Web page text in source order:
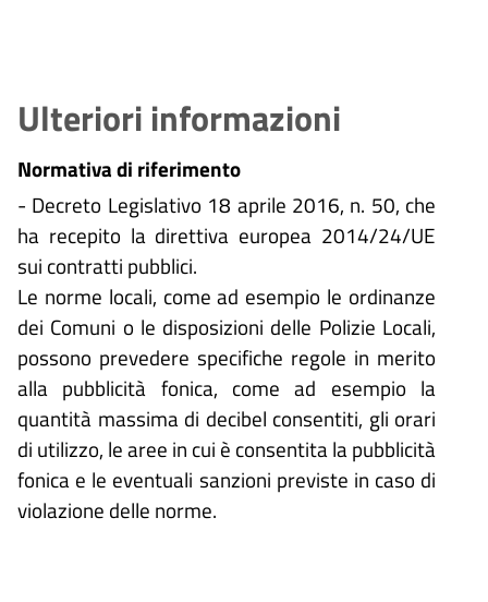
Ulteriori informazioni
Normativa di riferimento
- Decreto Legislativo 18 aprile 2016, n. 50, che
ha recepito la direttiva europea 2014/24/UE
sui contratti pubblici.
Le norme locali, come ad esempio le ordinanze
dei Comuni o le disposizioni delle Polizie Locali,
possono prevedere specifiche regole in merito
alla pubblicità fonica, come ad esempio la
quantità massima di decibel consentiti, gli orari
di utilizzo, le aree in cui è consentita la pubblicità
fonica e le eventuali sanzioni previste in caso di
violazione delle norme.